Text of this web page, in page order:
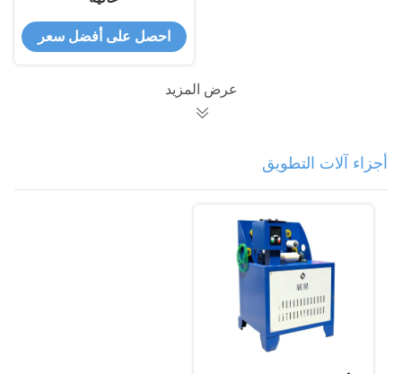
احصل على أفضل سعر
عرض المزيد
أجزاء آلات التطويق